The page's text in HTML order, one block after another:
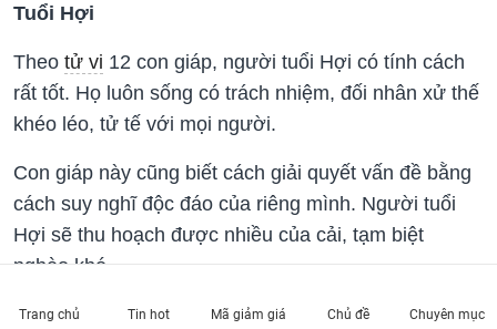
Tuổi Hợi
Theo tử vi 12 con giáp, người tuổi Hợi có tính cách
rất tốt. Họ luôn sống có trách nhiệm, đối nhân xử thế
khéo léo, tử tế với mọi người.
Con giáp này cũng biết cách giải quyết vấn đề bằng
cách suy nghĩ độc đáo của riêng mình. Người tuổi
Hợi sẽ thu hoạch được nhiều của cải, tạm biệt
nghèo khó.
Con giáp này sẽ có thể hoàn thành xuất sắc mục tiêu
Trang chủ Tin hot Mã giảm giá Chủ đề Chuyên mục